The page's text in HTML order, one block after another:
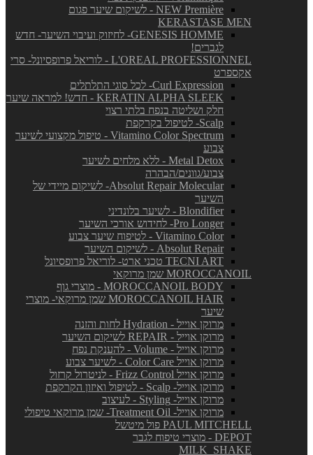
NEW Première - לשיקום שיער פגום
KERASTASE MEN
GENESIS HOMME- לחיזוק ועיבוי השיער- חדש
לגברים!
L'OREAL PROFESSIONNEL - לוריאל פרופסיונל- סרי
אקספרט
Curl Expression- לכל סוגי התלתלים
KERATIN ALPHA SLEEK - חדש! למראה שיער
חלק ושליטה בנפח בלתי רצוי
Scalp- לטיפול בקרקפת
Vitamino Color Spectrum - טיפול מקצועי לשיער
צבוע
Metal Detox - ללא מלחים לשיער
צבוע/גוונים/הבהרה
Absolut Repair Molecular- לשיקום מיידי של
השיער
Blondifier - לשיער בלונדיני
Pro Longer- לחידוש אורכי השיער
Vitamino Color - לטיפוח שיער צבוע
Absolut Repair - לשיקום השיער
TECNI ART טכני ארט- לוריאל פרופסיונל
MOROCCANOIL שמן מרוקאי
MOROCCANOIL BODY - מוצרי גוף
MOROCCANOIL HAIR שמן מרוקאי- מוצרי
שיער
מרוקן אוייל - Hydration לחות והזנה
מרוקן אוייל - REPAIR לשיקום השיער
מרוקן אוייל - Volume - להענקת נפח
מרוקן אוייל Color Care - לשיער צבוע
מרוקן אוייל Frizz Control - לניטרול קרזול
מרוקן אוייל- Scalp - לטיפול ואיזון הקרקפת
מרוקן אוייל- Styling - לעיצוב
מרוקן אוייל- Treatment Oil- שמן מרוקאי טיפולי
PAUL MITCHELL פול מיטשל
DEPOT - מוצרי טיפוח לגבר
MILK_SHAKE